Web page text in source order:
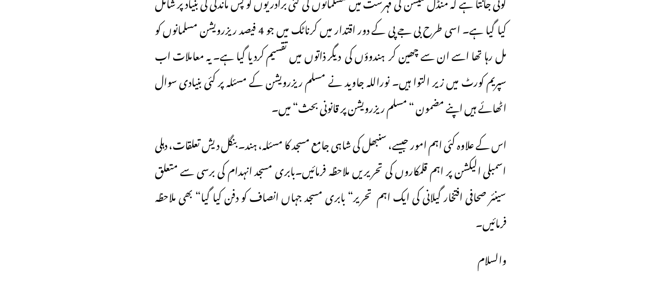
کیا گیا ہے۔ اسی طرح بی جے پی کے دور اقتدار میں کرناٹک میں جو 4 فیصد ریزرویشن مسلمانوں کو
مل رہا تھا اسے ان سے چھین کر ہندوؤں کی دیگر ذاتوں میں تقسیم کردیا گیا ہے۔ یہ معاملات اب
سپریم کورٹ میں زیر التوا ہیں۔ نوراللہ جاوید نے مسلم ریزرویشن کے مسئلہ پر کئی بنیادی سوال
اٹھائے ہیں اپنے مضمون “ مسلم ریزرویشن پر قانونی بحث“ میں۔
اس کے علاوہ کئی اہم امور جیسے، سنبھل کی شاہی جامع مسجد کا مسئلہ، ہند۔ بنگل دیش تعلقات، دہلی
اسمبلی الیکشن پر اہم قلمکاروں کی تحریریں ملاحظہ فرمائیں۔بابری مسجد انہدام کی برسی سے متعلق
سینئر صحافی افتخار گیلانی کی ایک اہم تحریر“ بابری مسجد جہاں انصاف کو دفن کیا گیا“ بھی ملاحظہ
فرمائیں۔
والسلام